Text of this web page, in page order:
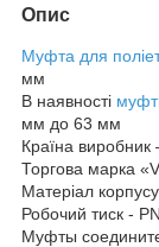
Опис
Муфта для
мм
В наявності
мм до 63 мм
Країна виробник
Торгова марка
Матеріал
Робочий тиск -
Муфты